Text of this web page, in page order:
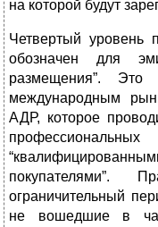
на которой будут
Четвертый
обозначен для
размещения”. Это
международным
АДР, которое
покупателями”.
ограничительный
не вошедшие в